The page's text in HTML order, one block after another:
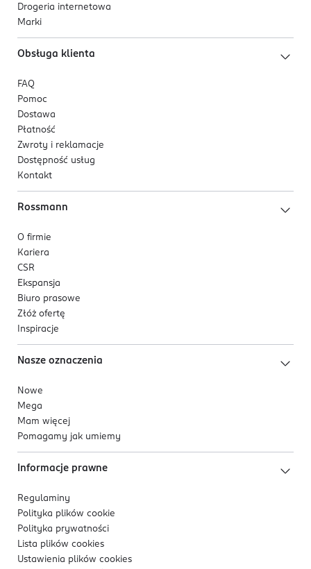
Drogeria internetowa
Marki
Obsługa klienta
FAQ
Pomoc
Dostawa
Płatność
Zwroty i reklamacje
Dostępność usług
Kontakt
Rossmann
O firmie
Kariera
CSR
Ekspansja
Biuro prasowe
Złóż ofertę
Inspiracje
Nasze oznaczenia
Nowe
Mega
Mam więcej
Pomagamy jak umiemy
Informacje prawne
Regulaminy
Polityka plików cookie
Polityka prywatności
Lista plików cookies
Ustawienia plików cookies